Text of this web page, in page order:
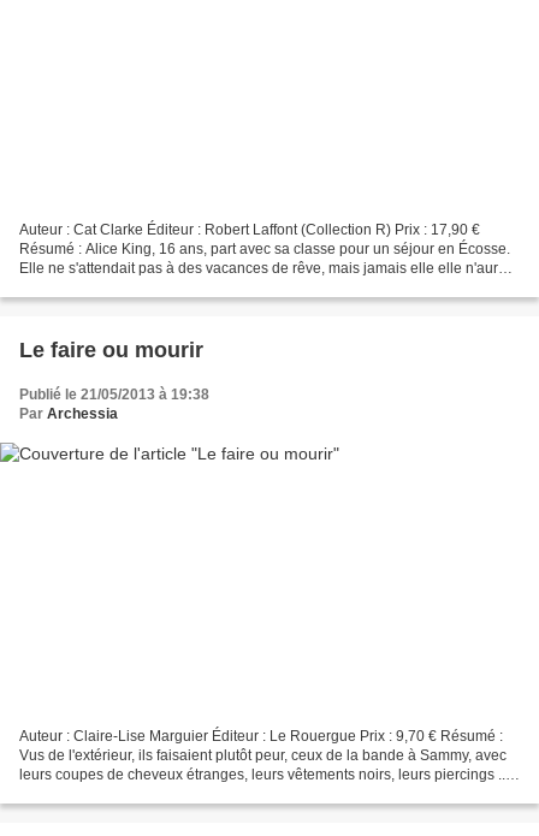
Auteur : Cat Clarke Éditeur : Robert Laffont (Collection R) Prix : 17,90 €
Résumé : Alice King, 16 ans, part avec sa classe pour un séjour en Écosse.
Elle ne s'attendait pas à des vacances de rêve, mais jamais elle elle n'aurait
Le faire ou mourir
Publié le 21/05/2013 à 19:38
Par Archessia
Auteur : Claire-Lise Marguier Éditeur : Le Rouergue Prix : 9,70 € Résumé :
Vus de l'extérieur, ils faisaient plutôt peur, ceux de la bande à Sammy, avec
leurs coupes de cheveux étranges, leurs vêtements noirs, leurs piercings ...